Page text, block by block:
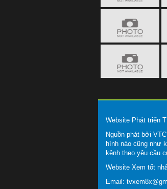
Website Phát triển
Nguồn phát bởi
hình nào cũng như
kênh theo yêu cầu
Website Xem tốt
Email: